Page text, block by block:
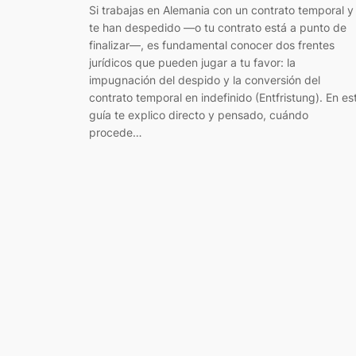
Si trabajas en Alemania con un contrato temporal y
te han despedido —o tu contrato está a punto de
finalizar—, es fundamental conocer dos frentes
jurídicos que pueden jugar a tu favor: la
impugnación del despido y la conversión del
contrato temporal en indefinido (Entfristung). En
guía te explico directo y pensado, cuándo
procede…